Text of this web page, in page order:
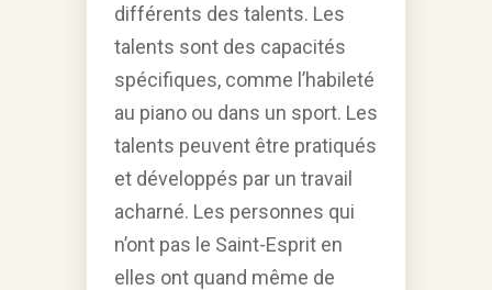
différents des talents. Les
talents sont des capacités
spécifiques, comme l’habileté
au piano ou dans un sport. Les
talents peuvent être pratiqués
et développés par un travail
acharné. Les personnes qui
n’ont pas le Saint-Esprit en
elles ont quand même de